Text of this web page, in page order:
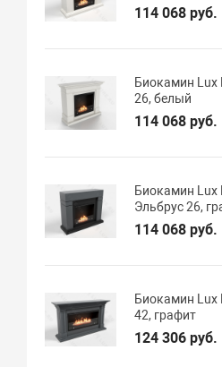
114 068 руб.
Биокамин Lux
26, белый
114 068 руб.
Биокамин Lux
Эльбрус 26,
114 068 руб.
Биокамин Lux
42, графит
124 306 руб.